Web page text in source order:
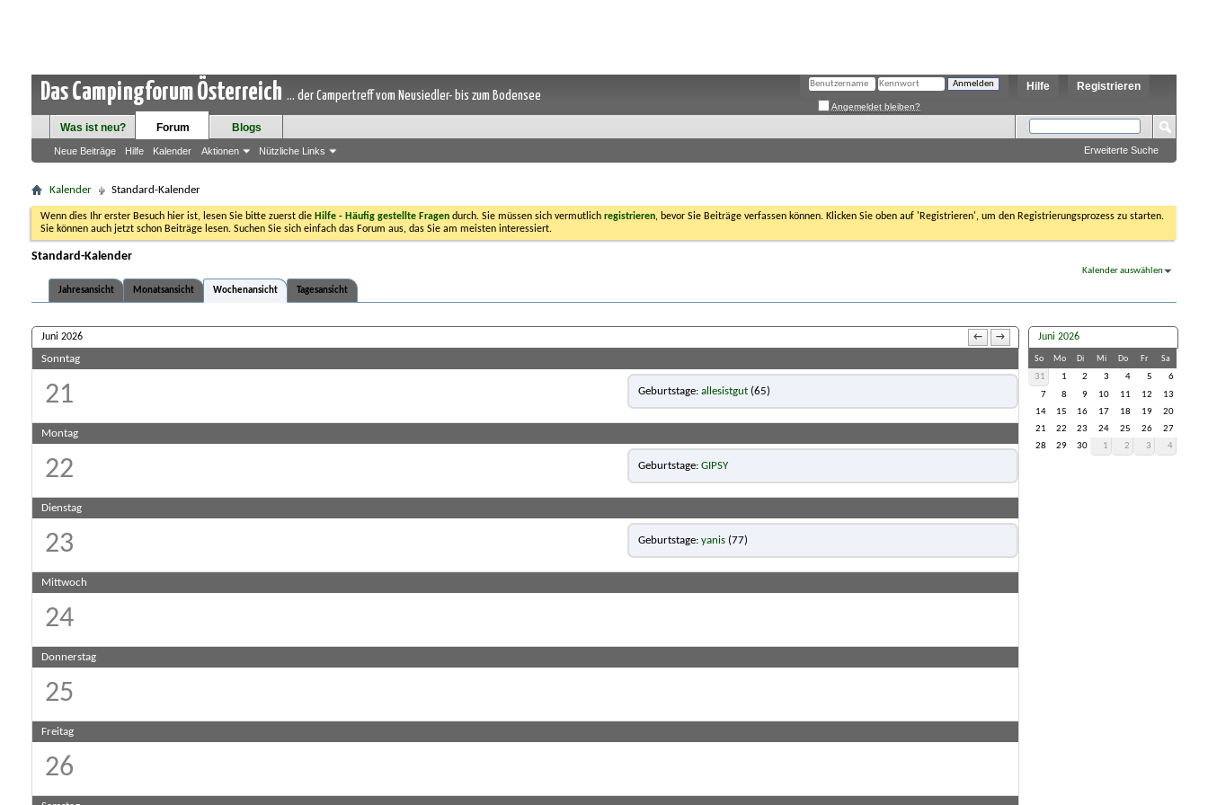
Das Campingforum Österreich ... der Campertreff vom Neusiedler- bis zum Bodensee
Registrieren
Hilfe
Angemeldet bleiben?
Was ist neu? Forum
Neue Beiträge Hilfe Kalender Aktionen Nützliche Links
Blogs
Erweiterte Suche
Kalender Standard-Kalender
Wenn dies Ihr erster Besuch hier ist, lesen Sie bitte zuerst die Hilfe - Häufig gestellte Fragen durch. Sie müssen sich vermutlich registrieren, bevor Sie Beiträge verfassen können. Klicken Sie oben auf 'Registrieren', um den Registrierungsprozess zu starten.
Sie können auch jetzt schon Beiträge lesen. Suchen Sie sich einfach das Forum aus, das Sie am meisten interessiert.
Standard-Kalender
Kalender auswählen
Jahresansicht
Monatsansicht Wochenansicht Tagesansicht
← →
Juni 2026
Sonntag
21 Geburtstage allesistgut (65)
Montag
22 Geburtstage GIPSY
Dienstag
23 Geburtstage yanis (77)
Mittwoch
24
Donnerstag
25
Freitag
26
Juni 2026
So Mo Di Mi Do Fr Sa
31 1 2 3 4 5
6
7
8 9 10 11 12
13
14
15 16 17 18 19
20
21
22 23 24 25 26
27
28
29 30 1 2 3 4